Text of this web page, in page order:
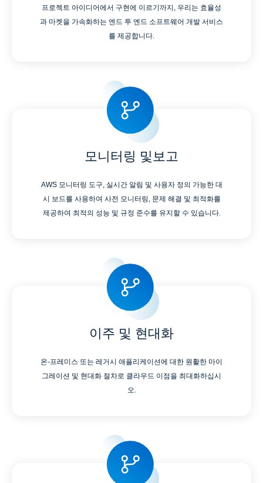
프로젝트 아이디어에서 구현에 이르기까지, 우리는 효율성
과 마켓을 가속화하는 엔드 투 엔드 소프트웨어 개발 서비스
를 제공합니다.
모니터링 및보고
AWS 모니터링 도구, 실시간 알림 및 사용자 정의 가능한 대
시 보드를 사용하여 사전 모니터링, 문제 해결 및 최적화를
제공하여 최적의 성능 및 규정 준수를 유지할 수 있습니다.
이주 및 현대화
온-프레미스 또는 레거시 애플리케이션에 대한 원활한 마이
그레이션 및 현대화 절차로 클라우드 이점을 최대화하십시
오.